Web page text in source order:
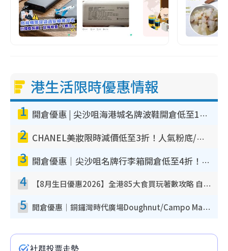
港生活限時優惠情報
1 開倉優惠 | 尖沙咀海港城名牌波鞋開倉低至1折！On鞋$899起／Joy&Peace鞋履$98起
2 CHANEL美妝限時減價低至3折！人氣粉底/唇膏/精華液低至$275！COCO香水都有平
3 開倉優惠｜尖沙咀名牌行李箱開倉低至4折！一連5日 American Tourister/ace./Hallmark $200起！
4 【8月生日優惠2026】全港85大食買玩著數攻略 自助餐/火鍋放題同行免費＋誠品/DONKI送現金券
5 開倉優惠｜銅鑼灣時代廣場Doughnut/Campo Marzio開倉低至1折！背囊、書包、手袋劈價$200起